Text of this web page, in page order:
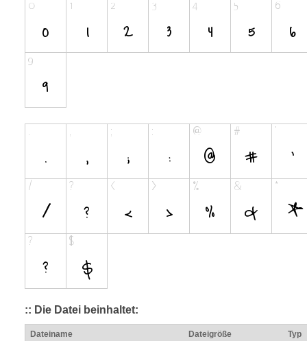
:: Die Datei beinhaltet:
Dateiname Dateigröße Typ